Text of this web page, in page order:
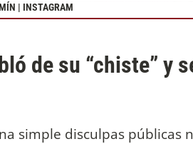
| INSTAGRAM
de su “chiste” y
simple disculpas públicas